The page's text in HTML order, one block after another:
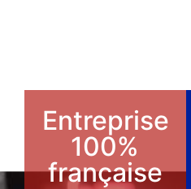
Entreprise
100%
française